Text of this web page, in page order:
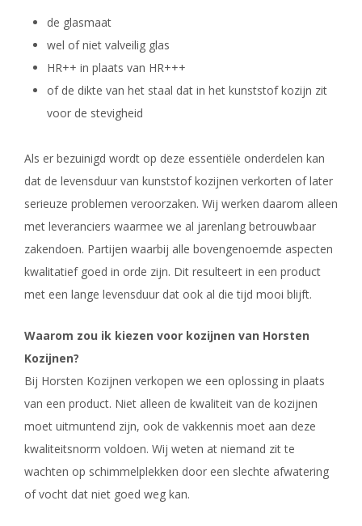
de glasmaat
wel of niet valveilig glas
HR++ in plaats van HR+++
of de dikte van het staal dat in het kunststof kozijn zit
voor de stevigheid
Als er bezuinigd wordt op deze essentiële onderdelen kan
dat de levensduur van kunststof kozijnen verkorten of later
serieuze problemen veroorzaken. Wij werken daarom alleen
met leveranciers waarmee we al jarenlang betrouwbaar
zakendoen. Partijen waarbij alle bovengenoemde aspecten
kwalitatief goed in orde zijn. Dit resulteert in een product
met een lange levensduur dat ook al die tijd mooi blijft.
Waarom zou ik kiezen voor kozijnen van Horsten
Kozijnen?
Bij Horsten Kozijnen verkopen we een oplossing in plaats
van een product. Niet alleen de kwaliteit van de kozijnen
moet uitmuntend zijn, ook de vakkennis moet aan deze
kwaliteitsnorm voldoen. Wij weten at niemand zit te
wachten op schimmelplekken door een slechte afwatering
of vocht dat niet goed weg kan.